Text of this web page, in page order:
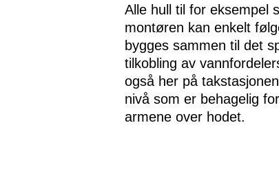
Alle hull til for eksempel
montøren kan enkelt
bygges sammen til det
tilkobling av
også her på
nivå som er behagelig
armene over hodet.